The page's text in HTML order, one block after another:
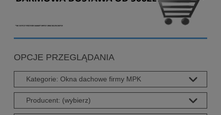
OPCJE PRZEGLĄDANIA
Kategorie: Okna dachowe firmy MPK
Producent: (wybierz)